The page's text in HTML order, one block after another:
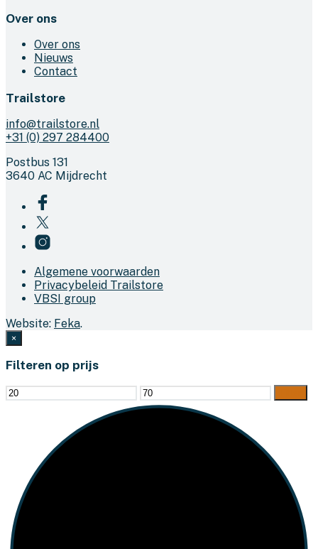
Over ons
Over ons
Nieuws
Contact
Trailstore
info@trailstore.nl
+31 (0) 297 284400
Postbus 131
3640 AC Mijdrecht
Algemene voorwaarden
Privacybeleid Trailstore
VBSI group
Website: Feka.
×
Filteren op prijs
Min.
prijs
Max.
prijs